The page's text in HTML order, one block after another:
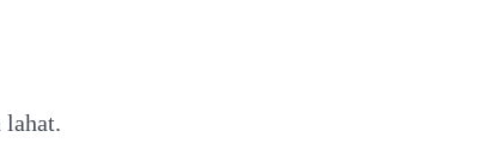
lahat.